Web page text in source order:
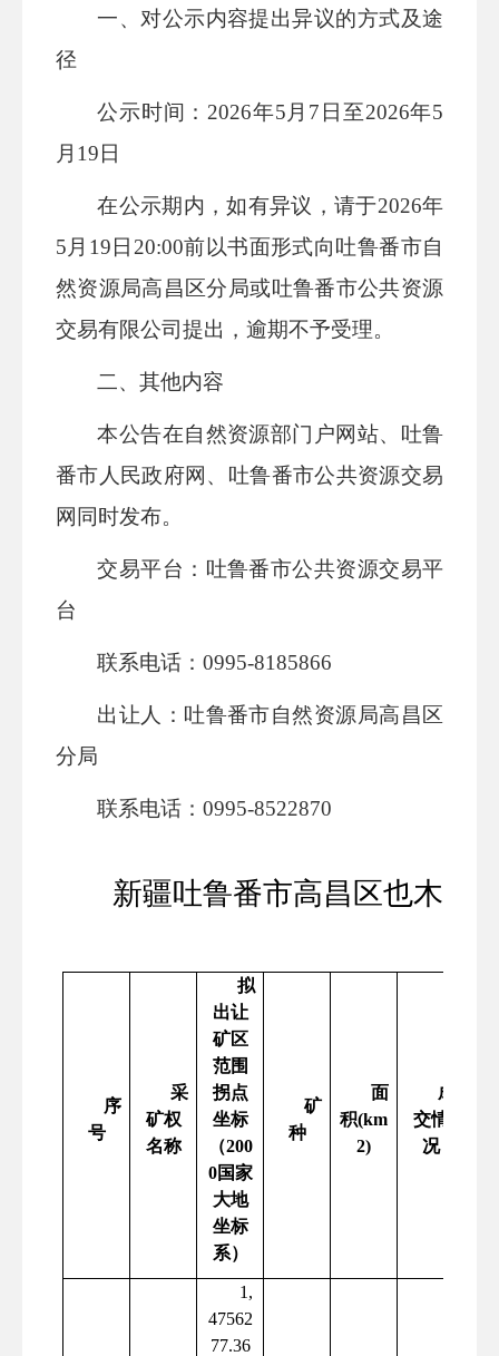
一、对公示内容提出异议的方式及途
径
公示时间： 2026年5 月 7 日至2026年5
月 19 日
在公示期内，如有异议，请于2026年
5 月 19 日 20:00前以书面形式向 吐鲁番市自
然资源局高昌区分局或吐鲁番市公共资源
交易有限公司提出，逾期不予受理。
二、其他内容
本公告在自然资源部门户网站、吐鲁
番市人民政府网、吐鲁番市公共资源交易
网 同时发布。
交易平台： 吐鲁番市公共资源交易平
台
联系电话：0995-8185866
出让人： 吐鲁番市自然资源局高昌区
分局
联系电话：0995-8522870
新疆吐鲁番市高昌区也木什
序
号
采
矿权
名称
拟
出让
矿区
范围
拐点
坐标
（200
0国家
大地
坐标
系）
矿
种
面
积(km
2)
成
交情
况
1,
47562
77.36